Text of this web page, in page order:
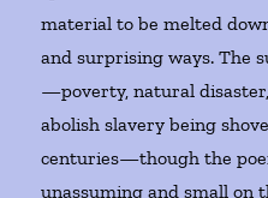
material to be melted
and surprising ways. The
—poverty, natural
abolish slavery being
centuries—though the
unassuming and small on